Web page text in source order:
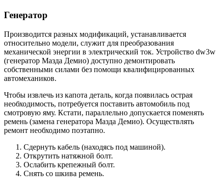
Генератор
Производится разных модификаций, устанавливается
относительно модели, служит для преобразования
механической энергии в электрический ток. Устройство dw3w
(генератор Мазда Демио) доступно демонтировать
собственными силами без помощи квалифицированных
автомехаников.
Чтобы извлечь из капота деталь, когда появилась острая
необходимость, потребуется поставить автомобиль под
смотровую яму. Кстати, параллельно допускается поменять
ремень (замена генератора Мазда Демио). Осуществлять
ремонт необходимо поэтапно.
Сдернуть кабель (находясь под машиной).
Открутить натяжной болт.
Ослабить крепежный болт.
Снять со шкива ремень.